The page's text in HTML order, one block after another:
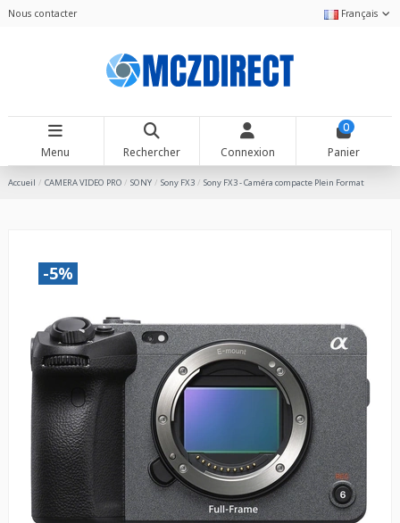
Nous contacter Français
Menu Rechercher Connexion
0
Panier
Accueil CAMERA VIDEO PRO SONY Sony FX3 Sony FX3 - Caméra compacte Plein Format
-5%